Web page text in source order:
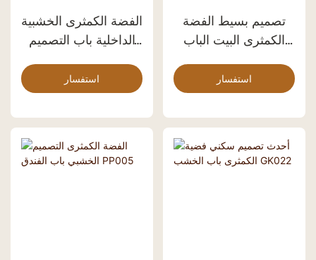
الفضة الكمثرى الخشبية
الداخلية باب التصميم
استفسار
تصميم بسيط الفضة
الكمثرى البيت الباب
استفسار